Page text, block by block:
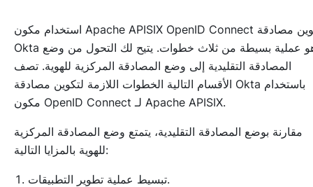
استخدام مكون Apache APISIX OpenID Connect لتكوين مصادقة
Okta هو عملية بسيطة من ثلاث خطوات. يتيح لك التحول من وضع
المصادقة التقليدية إلى وضع المصادقة المركزية للهوية. تصف
الأقسام التالية الخطوات اللازمة لتكوين مصادقة Okta باستخدام
مكون OpenID Connect لـ Apache APISIX.
مقارنة بوضع المصادقة التقليدية، يتمتع وضع المصادقة المركزية
للهوية بالمزايا التالية:
تبسيط عملية تطوير التطبيقات.